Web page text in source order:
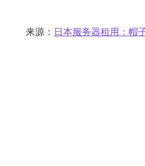
来源： 日本服务器租用：帽